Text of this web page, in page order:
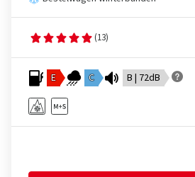
(13)
E C B | 72dB